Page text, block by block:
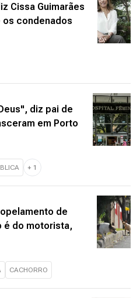
Cissa Guimarães
os condenados
diz pai de
em Porto
+ 1
de
é do motorista,
CACHORRO